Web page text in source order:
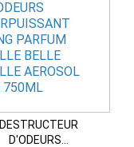
DESTRUCTEUR
D'ODEURS...